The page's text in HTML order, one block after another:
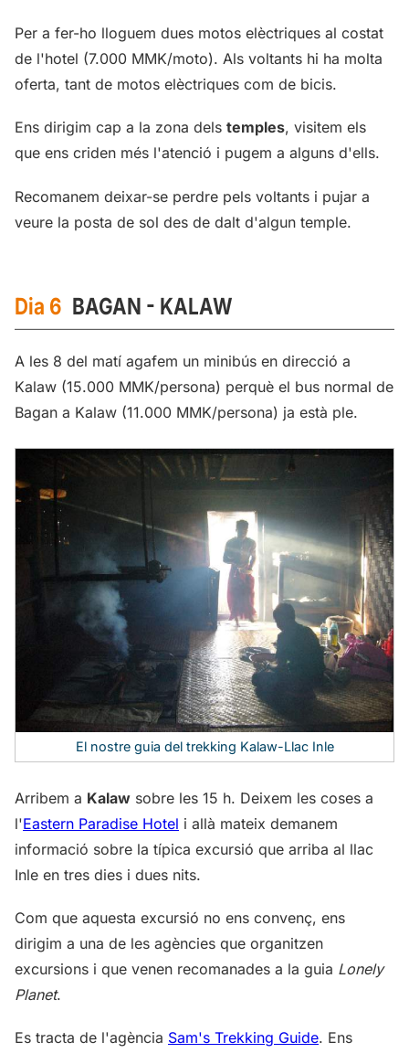
Per a fer-ho lloguem dues motos elèctriques al costat
de l'hotel (7.000 MMK/moto). Als voltants hi ha molta
oferta, tant de motos elèctriques com de bicis.
Ens dirigim cap a la zona dels temples, visitem els
que ens criden més l'atenció i pugem a alguns d'ells.
Recomanem deixar-se perdre pels voltants i pujar a
veure la posta de sol des de dalt d'algun temple.
Dia 6 BAGAN - KALAW
A les 8 del matí agafem un minibús en direcció a
Kalaw (15.000 MMK/persona) perquè el bus normal de
Bagan a Kalaw (11.000 MMK/persona) ja està ple.
El nostre guia del trekking Kalaw-Llac Inle
Arribem a Kalaw sobre les 15 h. Deixem les coses a
l'Eastern Paradise Hotel i allà mateix demanem
informació sobre la típica excursió que arriba al llac
Inle en tres dies i dues nits.
Com que aquesta excursió no ens convenç, ens
dirigim a una de les agències que organitzen
excursions i que venen recomanades a la guia Lonely
Planet.
Es tracta de l'agència Sam's Trekking Guide. Ens